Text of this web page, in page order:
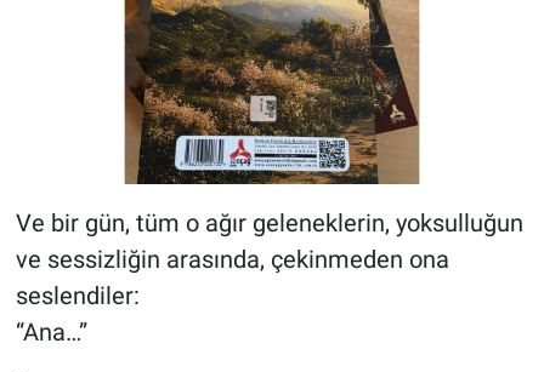
Ve bir gün, tüm o ağır geleneklerin, yoksulluğun
ve sessizliğin arasında, çekinmeden ona
seslendiler:
“Ana…”